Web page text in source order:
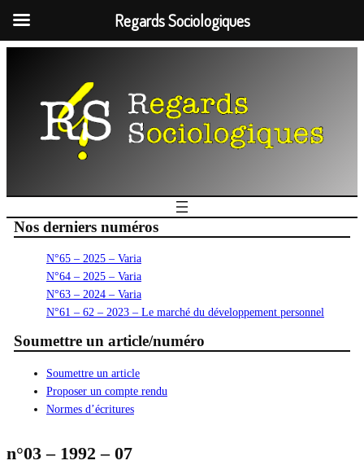
Nos derniers numéros
N°65 – 2025 – Varia
N°64 – 2025 – Varia
N°63 – 2024 – Varia
N°61 – 62 – 2023 – Le marché du développement personnel
Soumettre un article/numéro
Soumettre un article
Proposer un compte rendu
Normes d’écritures
n°03 – 1992 – 07
Regards Sociologiques